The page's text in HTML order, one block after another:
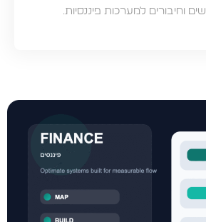
וחיבורים למערכות פיננסיות.